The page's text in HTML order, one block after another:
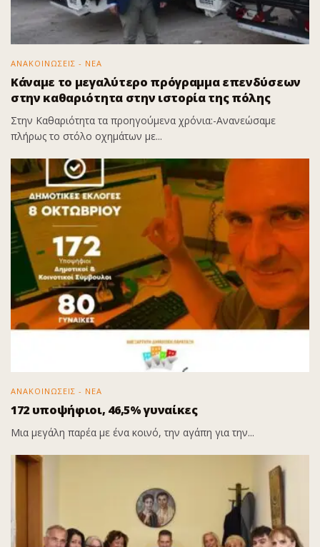
ΑΝΑΚΟΙΝΩΣΕΙΣ - ΝΕΑ
Κάναμε το μεγαλύτερο πρόγραμμα επενδύσεων
στην καθαριότητα στην ιστορία της πόλης
Στην Καθαριότητα τα προηγούμενα χρόνια:-Ανανεώσαμε
πλήρως το στόλο οχημάτων με...
ΑΝΑΚΟΙΝΩΣΕΙΣ - ΝΕΑ
172 υποψήφιοι, 46,5% γυναίκες
Μια μεγάλη παρέα με ένα κοινό, την αγάπη για την...